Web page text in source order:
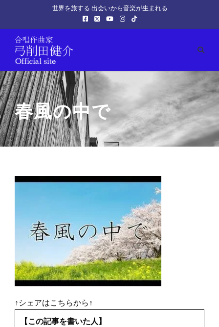
世界を旅する 出会いから音楽が生まれる
春風の中で
↑シェアはこちらから↑
【この記事を書いた人】